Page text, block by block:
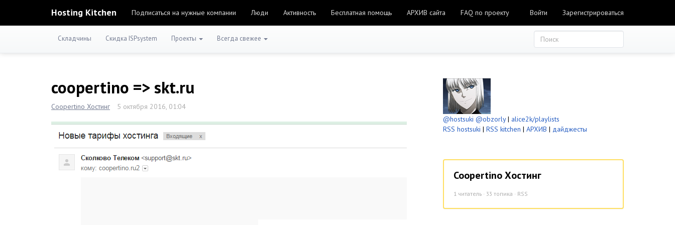
Hosting Kitchen Подписаться на нужные компании Люди Активность Бесплатная помощь АРХИВ сайта FAQ по проекту Войти Зарегистрироваться
Складчины Скидка ISPsystem Проекты Всегда свежее
coopertino => skt.ru
Coopertino Хостинг
5 октября 2016, 01:04
@hostsuki @obzorly| alice2k/playlists
RSS hostsuki | RSS kitchen | АРХИВ | дайджесты
Coopertino Хостинг
1 читатель · 33 топика · RSS